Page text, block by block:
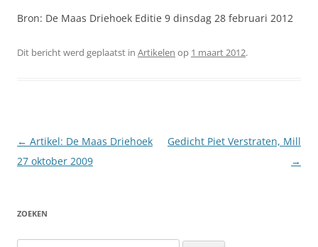
Bron: De Maas Driehoek Editie 9 dinsdag 28 februari 2012
Dit bericht werd geplaatst in Artikelen op 1 maart 2012.
Berichtnavigatie
← Artikel: De Maas Driehoek
27 oktober 2009
Gedicht Piet Verstraten, Mill
→
ZOEKEN